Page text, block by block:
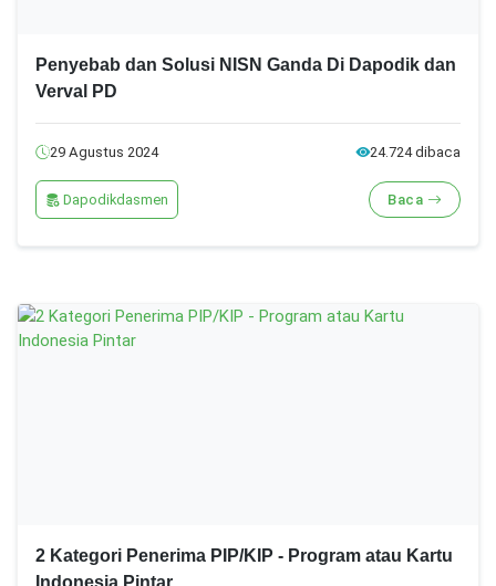
Penyebab dan Solusi NISN Ganda Di Dapodik dan
Verval PD
29 Agustus 2024 24.724 dibaca
Dapodikdasmen Baca
2 Kategori Penerima PIP/KIP - Program atau Kartu